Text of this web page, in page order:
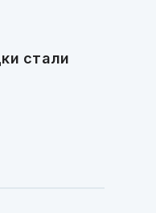
стали